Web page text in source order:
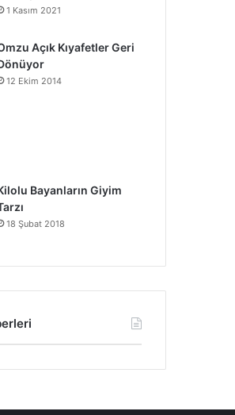
1 Kasım 2021
Açık Kıyafetler Geri
12 Ekim 2014
Bayanların Giyim
18 Şubat 2018